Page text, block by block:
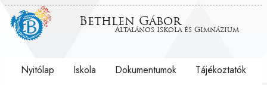
Bethlen Gábor
Általános Iskola és Gimnázium
Nyitólap Iskola Dokumentumok
Tájékoztatók